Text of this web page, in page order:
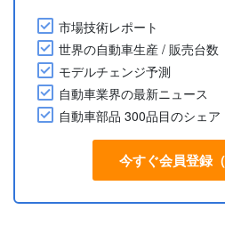
市場技術レポート
世界の自動車生産 / 販売台数
モデルチェンジ予測
自動車業界の最新ニュース
自動車部品 300品目のシェア
今すぐ会員登録（